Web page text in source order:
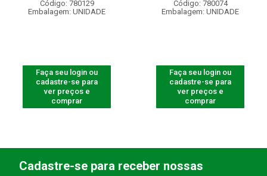
Código: 780129
Embalagem: UNIDADE
Faça seu login ou
cadastre-se para
ver preços e
comprar
Código: 780074
Embalagem: UNIDADE
Faça seu login ou
cadastre-se para
ver preços e
comprar
Cadastre-se para receber nossas